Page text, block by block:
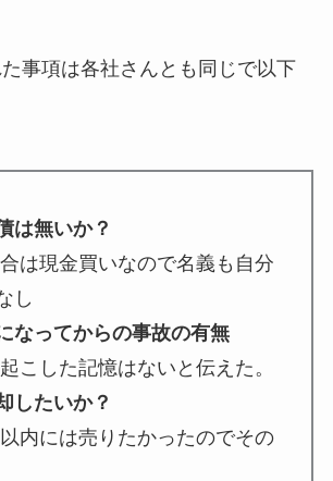
事項は各社さんとも同じで以下
は無いか？
は現金買いなので名義も自分
し
なってからの事故の有無
した記憶はないと伝えた。
したいか？
内には売りたかったのでその